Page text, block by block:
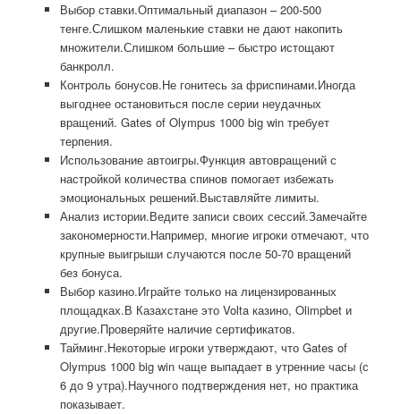
Выбор ставки.Оптимальный диапазон – 200-500
тенге.Слишком маленькие ставки не дают накопить
множители.Слишком большие – быстро истощают
банкролл.
Контроль бонусов.Не гонитесь за фриспинами.Иногда
выгоднее остановиться после серии неудачных
вращений. Gates of Olympus 1000 big win требует
терпения.
Использование автоигры.Функция автовращений с
настройкой количества спинов помогает избежать
эмоциональных решений.Выставляйте лимиты.
Анализ истории.Ведите записи своих сессий.Замечайте
закономерности.Например, многие игроки отмечают, что
крупные выигрыши случаются после 50-70 вращений
без бонуса.
Выбор казино.Играйте только на лицензированных
площадках.В Казахстане это Volta казино, Olimpbet и
другие.Проверяйте наличие сертификатов.
Тайминг.Некоторые игроки утверждают, что Gates of
Olympus 1000 big win чаще выпадает в утренние часы (с
6 до 9 утра).Научного подтверждения нет, но практика
показывает.